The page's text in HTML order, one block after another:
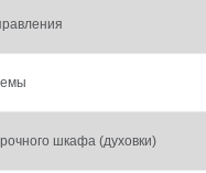
шкафа (духовки)